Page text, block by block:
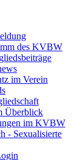
des KVBW
im Verein
Überblick
im KVBW
- Sexualisierte